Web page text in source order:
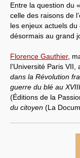
Entre la question du
celle des raisons de
les enjeux actuels
désormais au grand
Florence Gauthier,
l’Université Paris
dans la Révolution
guerre du blé au
(Éditions de la
du citoyen (La